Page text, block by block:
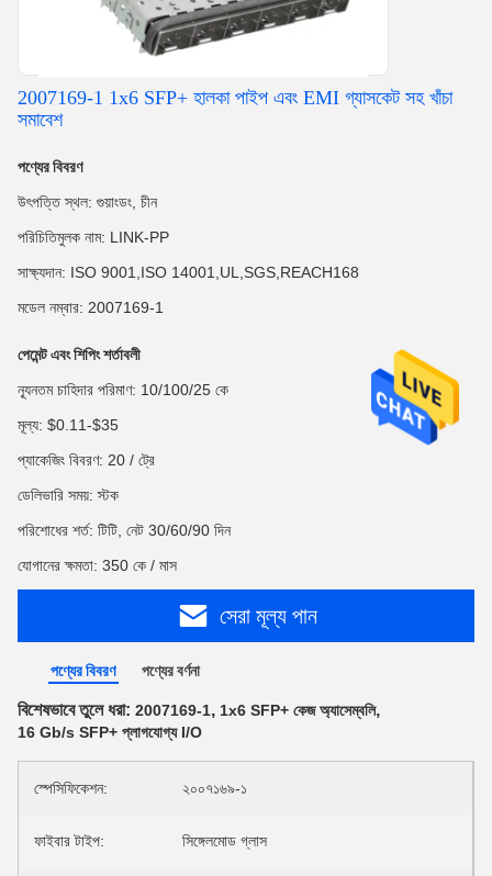
2007169-1 1x6 SFP+ হালকা পাইপ এবং EMI গ্যাসকেট সহ খাঁচা
সমাবেশ
পণ্যের বিবরণ
উৎপত্তি স্থল: গুয়াংডং, চীন
পরিচিতিমুলক নাম: LINK-PP
সাক্ষ্যদান: ISO 9001,ISO 14001,UL,SGS,REACH168
মডেল নম্বার: 2007169-1
পেমেন্ট এবং শিপিং শর্তাবলী
ন্যূনতম চাহিদার পরিমাণ: 10/100/25 কে
মূল্য: $0.11-$35
প্যাকেজিং বিবরণ: 20 / ট্রে
ডেলিভারি সময়: স্টক
পরিশোধের শর্ত: টিটি, নেট 30/60/90 দিন
যোগানের ক্ষমতা: 350 কে / মাস
সেরা মূল্য পান
পণ্যের বিবরণ পণ্যের বর্ণনা
বিশেষভাবে তুলে ধরা: 2007169-1, 1x6 SFP+ কেজ অ্যাসেম্বলি,
16 Gb/s SFP+ প্লাগযোগ্য I/O
স্পেসিফিকেশন: ২০০৭১৬৯-১
ফাইবার টাইপ: সিঙ্গেলমোড গ্লাস